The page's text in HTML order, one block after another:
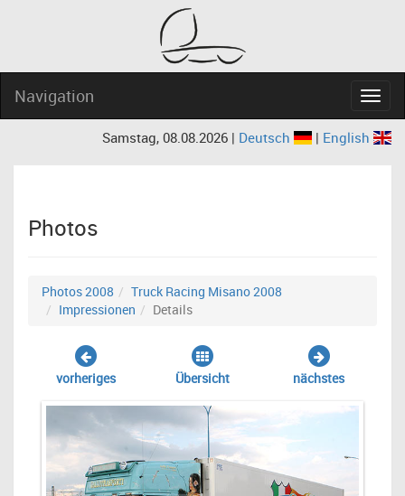
Navigation
Samstag, 08.08.2026 | Deutsch | English
Photos
Photos 2008
Truck Racing Misano 2008
Impressionen
Details
vorheriges Übersicht nächstes